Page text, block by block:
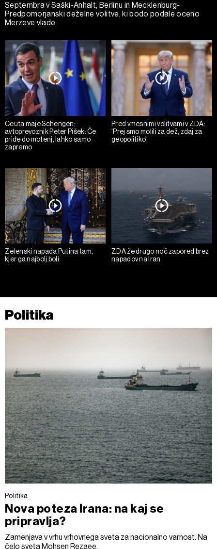
Septembra v Saški-Anhalt, Berlinu in Mecklenburg-
Predpomorjanski deželne volitve, ki bodo podale oceno
Merzeve vlade.
Ceuta maje Schengen;
avtoprevoznik Peter Pišek: Če
pride do motenj, lahko samo
zapremo
Pred vmesnimi volitvami v ZDA:
'Prej smo molili za dež, zdaj za
geopolitiko'
Zelenski napada Putina tam,
kjer ga najbolj boli
ZDA že drugo noč zapored brez
napadov na Iran
Politika
Politika
Nova poteza Irana: na kaj se
pripravlja?
Zamenjava v vrhu vrhovnega sveta za nacionalno varnost. Na
čelo sveta Mohsen Rezaee.